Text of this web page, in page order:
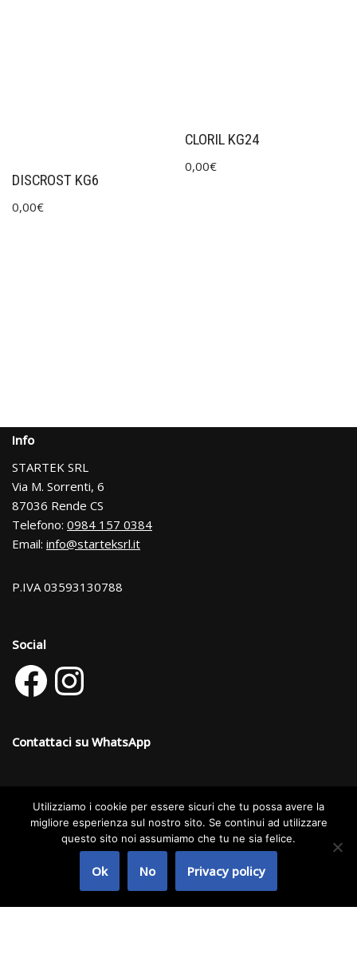
DISCROST KG6
0,00€
CLORIL KG24
0,00€
Info
STARTEK SRL
Via M. Sorrenti, 6
87036 Rende CS
Telefono: 0984 157 0384
Email: info@starteksrl.it
P.IVA 03593130788
Social
Contattaci su WhatsApp
Categorie dei prodotti
×
DETERGENTI PER COMUNITA’
| Powered by WordPress
Utilizziamo i cookie per essere sicuri che tu possa avere la
migliore esperienza sul nostro sito. Se continui ad utilizzare
questo sito noi assumiamo che tu ne sia felice.
Ok No Privacy policy